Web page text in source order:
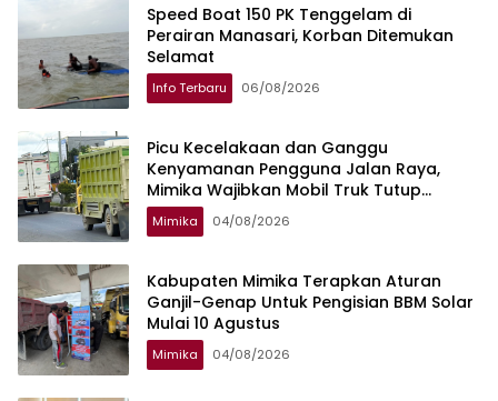
Speed Boat 150 PK Tenggelam di
Perairan Manasari, Korban Ditemukan
Selamat
Info Terbaru 06/08/2026
Picu Kecelakaan dan Ganggu
Kenyamanan Pengguna Jalan Raya,
Mimika Wajibkan Mobil Truk Tutup
Muatan Pakai Terpal
Mimika 04/08/2026
Kabupaten Mimika Terapkan Aturan
Ganjil-Genap Untuk Pengisian BBM Solar
Mulai 10 Agustus
Mimika 04/08/2026